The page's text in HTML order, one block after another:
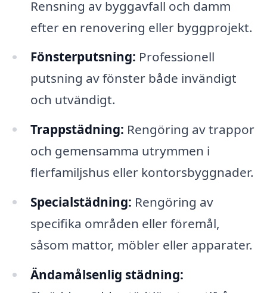
Rensning av byggavfall och damm
efter en renovering eller byggprojekt.
Fönsterputsning: Professionell
putsning av fönster både invändigt
och utvändigt.
Trappstädning: Rengöring av trappor
och gemensamma utrymmen i
flerfamiljshus eller kontorsbyggnader.
Specialstädning: Rengöring av
specifika områden eller föremål,
såsom mattor, möbler eller apparater.
Ändamålsenlig städning: